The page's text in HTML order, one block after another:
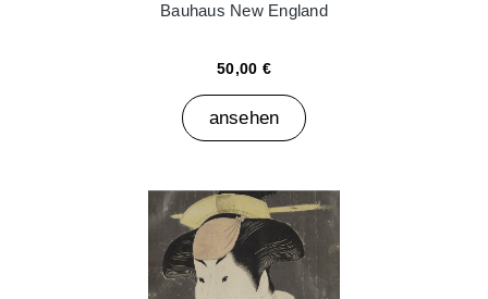
Bauhaus New England
50,00 €
ansehen